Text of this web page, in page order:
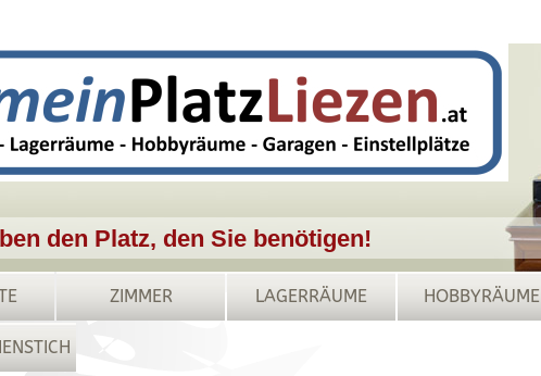
den Platz, den Sie benötigen!
ZIMMER LAGERRÄUME HOBBYRÄUME